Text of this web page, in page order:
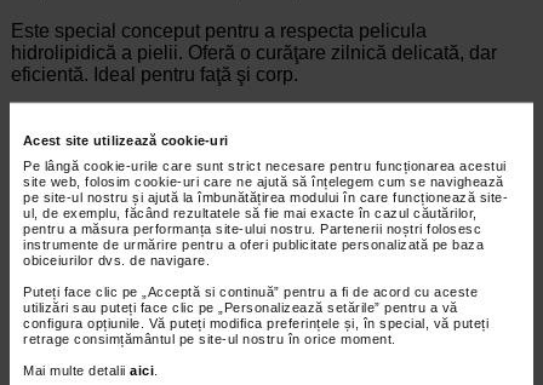
Acest site utilizează cookie-uri
Pe lângă cookie-urile care sunt strict necesare pentru funcționarea acestui
site web, folosim cookie-uri care ne ajută să înțelegem cum se navighează
pe site-ul nostru și ajută la îmbunătățirea modului în care funcționează site-
ul, de exemplu, făcând rezultatele să fie mai exacte în cazul căutărilor,
pentru a măsura performanța site-ului nostru. Partenerii noștri folosesc
instrumente de urmărire pentru a oferi publicitate personalizată pe baza
obiceiurilor dvs. de navigare.
Puteți face clic pe „Acceptă si continuă” pentru a fi de acord cu aceste
utilizări sau puteți face clic pe „Personalizează setările” pentru a vă
configura opțiunile. Vă puteți modifica preferințele și, în special, vă puteți
retrage consimțământul pe site-ul nostru în orice moment.
Mai multe detalii aici
Este special conceput pentru a respecta pelicula
hidrolipidică a pielii. Oferă o curăţare zilnică delicată, dar
eficientă. Ideal pentru faţă şi corp.
Betaină: asigură fermitate și hidratare, lăsând pielea
moale și catifelată
Sodiu PCA: se absoarbe rapid, prevenind
deshidratarea pielii
Glicirizat dipotasic: acţiune calmantă
TRATAMENTE DERMATO-COSMETICE
TEN ȘI CORP
Rilastil Sicurphase Gel dermato-cosmeticpentru duș și